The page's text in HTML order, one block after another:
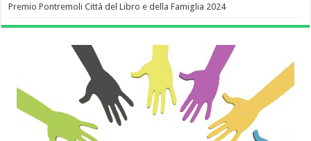
Premio Pontremoli Città del Libro e della Famiglia 2024